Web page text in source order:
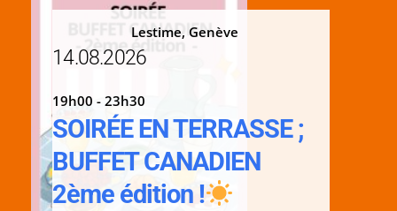
Lestime, Genève
14.08.2026
19h00 - 23h30
SOIRÉE EN TERRASSE ;
BUFFET CANADIEN
2ème édition !